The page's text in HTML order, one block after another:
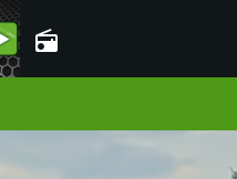
radio